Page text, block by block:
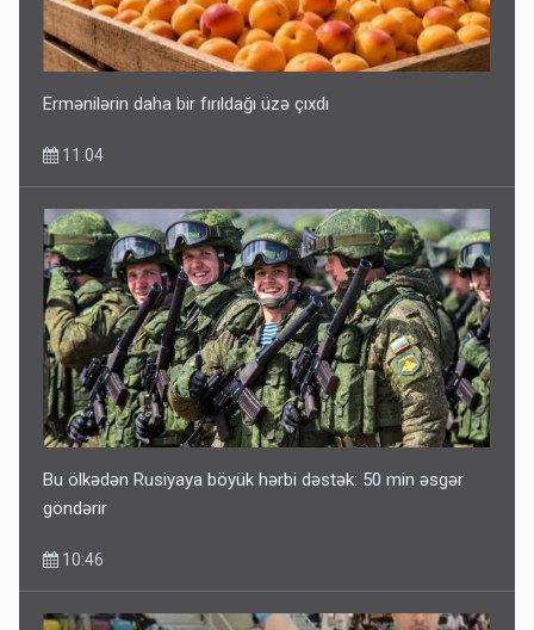
Ermənilərin daha bir fırıldağı üzə çıxdı
11:04
Bu ölkədən Rusiyaya böyük hərbi dəstək: 50 min əsgər
göndərir
10:46